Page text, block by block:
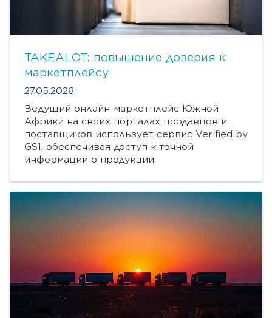
TAKEALOT: повышение доверия к
маркетплейсу
27.05.2026
Ведущий онлайн-маркетплейс Южной
Африки на своих порталах продавцов и
поставщиков использует сервис Verified by
GS1, обеспечивая доступ к точной
информации о продукции.